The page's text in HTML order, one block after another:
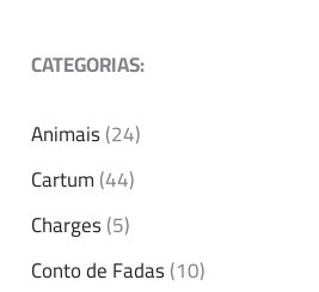
CATEGORIAS:
Animais(24)
Cartum(44)
Charges(5)
Conto de Fadas(10)